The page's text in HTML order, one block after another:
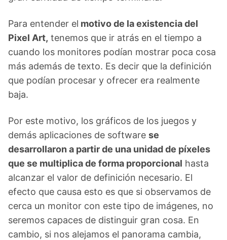
Para entender el motivo de la existencia del
Pixel Art, tenemos que ir atrás en el tiempo a
cuando los monitores podían mostrar poca cosa
más además de texto. Es decir que la definición
que podían procesar y ofrecer era realmente
baja.
Por este motivo, los gráficos de los juegos y
demás aplicaciones de software se
desarrollaron a partir de una unidad de píxeles
que se multiplica de forma proporcional hasta
alcanzar el valor de definición necesario. El
efecto que causa esto es que si observamos de
cerca un monitor con este tipo de imágenes, no
seremos capaces de distinguir gran cosa. En
cambio, si nos alejamos el panorama cambia,